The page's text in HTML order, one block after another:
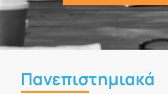
Πανεπιστημιακά